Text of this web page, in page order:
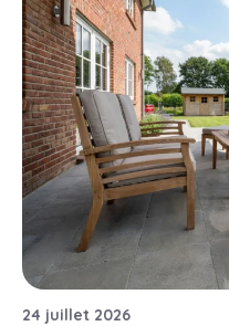
24 juillet 2026